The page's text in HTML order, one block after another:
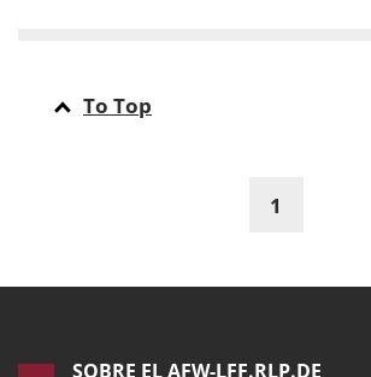
To Top
1
SOBRE EL AFW-LFF.RLP.DE